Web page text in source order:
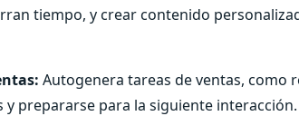
tiempo, y crear contenido
Autogenera tareas de ventas, como
prepararse para la siguiente interacción.